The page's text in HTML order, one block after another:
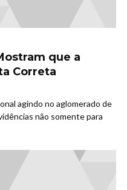
que a
Correta
agindo no aglomerado de
não somente para